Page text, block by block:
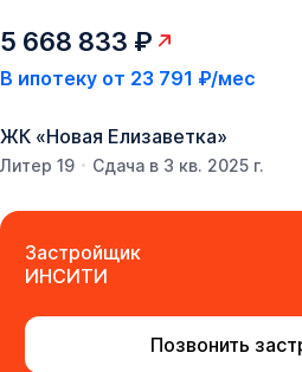
5 668 833 ₽
В ипотеку от 23 791 ₽/мес
ЖК «Новая Елизаветка»
Литер 19 Сдача в 3 кв. 2025 г.
Застройщик
ИНСИТИ
Позвонить